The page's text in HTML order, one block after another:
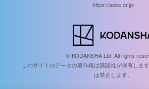
https://aebs.or.jp/
© KODANSHA Ltd. All rights
このサイトのデータの著作権は講談社が保有しま
は禁止します。